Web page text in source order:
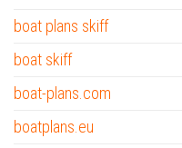
boat plans skiff
boat skiff
boat-plans.com
boatplans.eu